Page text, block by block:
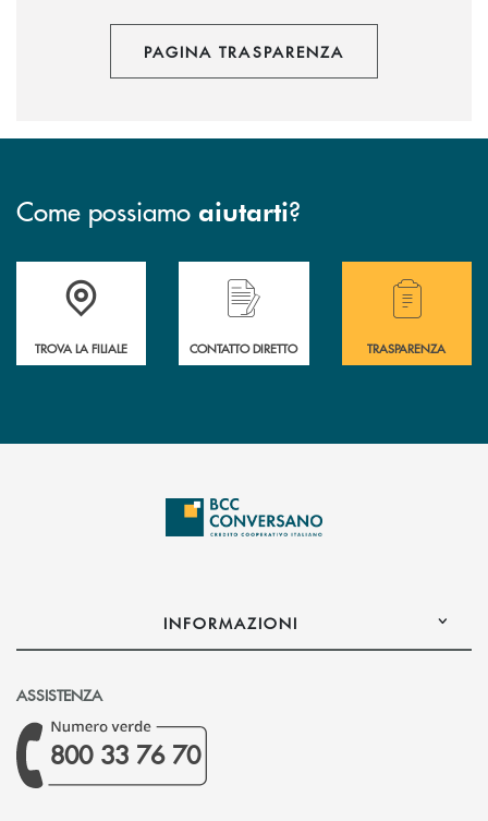
PAGINA TRASPARENZA
Come possiamo aiutarti?
Accedi all' elenco completo delle filiali della Bcc.
TROVA LA FILIALE
Hai bisogno di assistenza immediata?
CONTATTO DIRETTO
Hai bisogno di
TRASPARENZA
INFORMAZIONI
ASSISTENZA
800 33 76 70